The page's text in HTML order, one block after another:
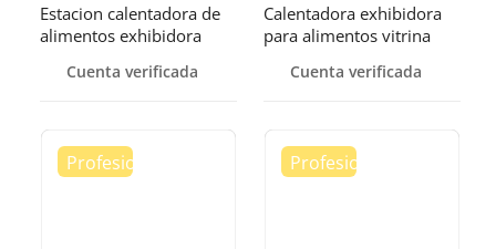
Estacion calentadora de
alimentos exhibidora
Cuenta verificada
Calentadora exhibidora
para alimentos vitrina
Cuenta verificada